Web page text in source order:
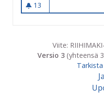
13
13 seuraajaa
Viite:
Versio 3 (yhteensä